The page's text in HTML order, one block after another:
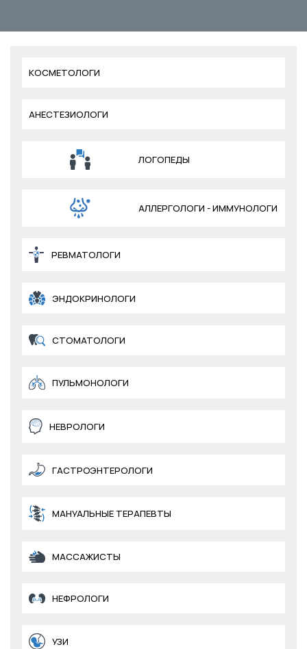
КОСМЕТОЛОГИ
АНЕСТЕЗИОЛОГИ
ЛОГОПЕДЫ
АЛЛЕРГОЛОГИ - ИММУНОЛОГИ
РЕВМАТОЛОГИ
ЭНДОКРИНОЛОГИ
СТОМАТОЛОГИ
ПУЛЬМОНОЛОГИ
НЕВРОЛОГИ
ГАСТРОЭНТЕРОЛОГИ
МАНУАЛЬНЫЕ ТЕРАПЕВТЫ
МАССАЖИСТЫ
НЕФРОЛОГИ
УЗИ